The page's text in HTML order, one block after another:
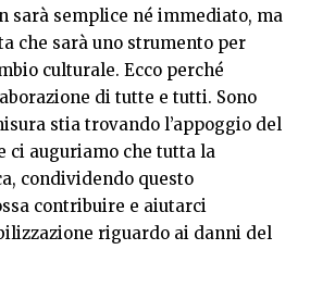
sarà semplice né immediato, ma
che sarà uno strumento per
culturale. Ecco perché
di tutte e tutti. Sono
stia trovando l’appoggio del
ci auguriamo che tutta la
condividendo questo
contribuire e aiutarci
riguardo ai danni del